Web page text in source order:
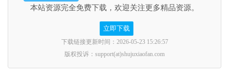
本站资源完全免费下载，欢迎关注更多精品资源。
立即下载
下载链接更新时间：2026-05-23 15:26:57
版权投诉：support(at)shujuxiaofan.com